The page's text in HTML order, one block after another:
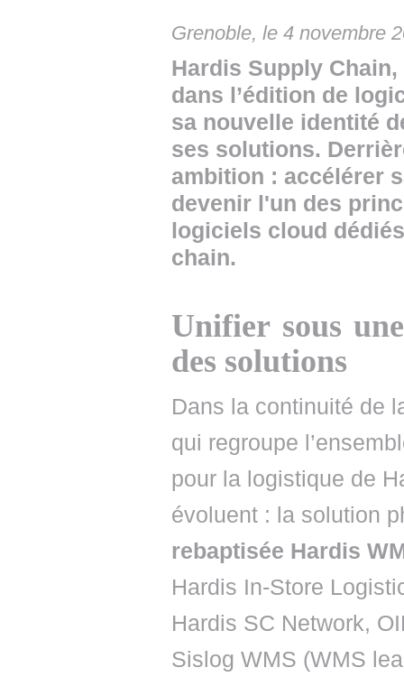
Grenoble, le 4 novembre
Hardis Supply
dans l’édition de
sa nouvelle identité
ses solutions.
ambition : accélérer
devenir l'un des
logiciels cloud
chain.
Unifier sous
des solutions
Dans la continuité de
qui regroupe
pour la logistique de
évoluent : la solution
rebaptisée Hardis
Hardis In-Store
Hardis SC Network,
Sislog WMS (WMS